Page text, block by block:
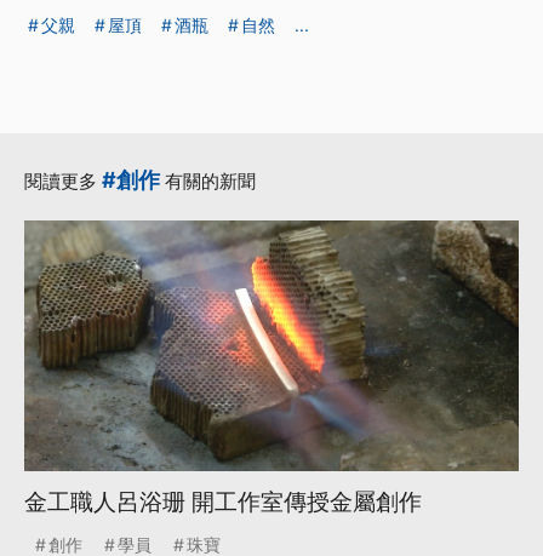
父親 屋頂 酒瓶 自然 ...
閱讀更多 #創作有關的新聞
金工職人呂浴珊 開工作室傳授金屬創作
創作 學員 珠寶